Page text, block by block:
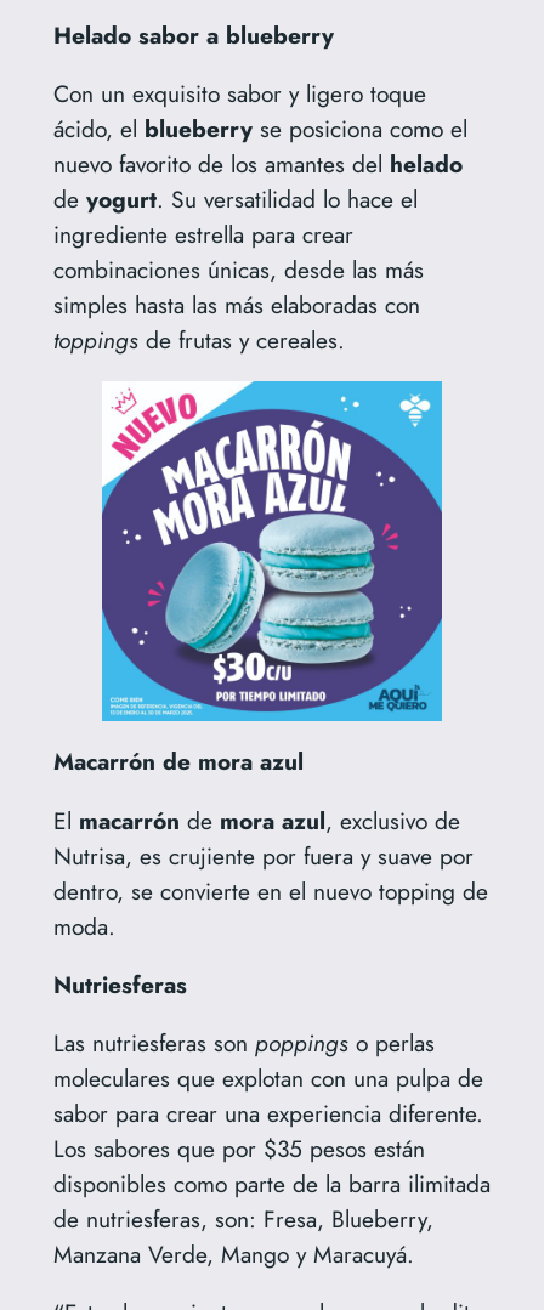
Helado sabor a blueberry
Con un exquisito sabor y ligero toque
ácido, el blueberryse posiciona como el
nuevo favorito de los amantes del helado
de yogurt. Su versatilidad lo hace el
ingrediente estrella para crear
combinaciones únicas, desde las más
simples hasta las más elaboradas con
toppingsde frutas y cereales.
Macarrón de mora azul
El macarrón de mora azul, exclusivo de
Nutrisa, es crujiente por fuera y suave por
dentro, se convierte en el nuevo topping de
moda.
Nutriesferas
Las nutriesferas son poppingso perlas
moleculares que explotan con una pulpa de
sabor para crear una experiencia diferente.
Los sabores que por $35 pesos están
disponibles como parte de la barra ilimitada
de nutriesferas, son: Fresa, Blueberry,
Manzana Verde, Mango y Maracuyá.